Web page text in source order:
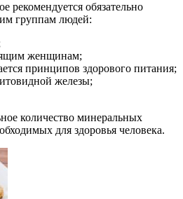
рекомендуется обязательно
группам людей:
женщинам;
принципов здорового питания;
железы;
количество минеральных
для здоровья человека.